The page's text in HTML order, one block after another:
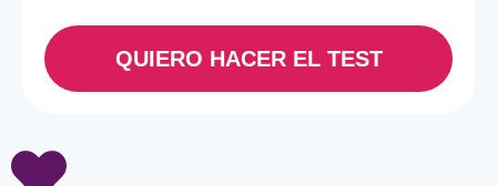
QUIERO HACER EL TEST